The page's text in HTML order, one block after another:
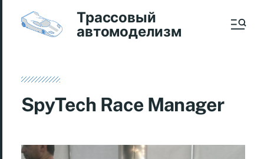
Трассовый
автомоделизм
SpyTech Race Manager